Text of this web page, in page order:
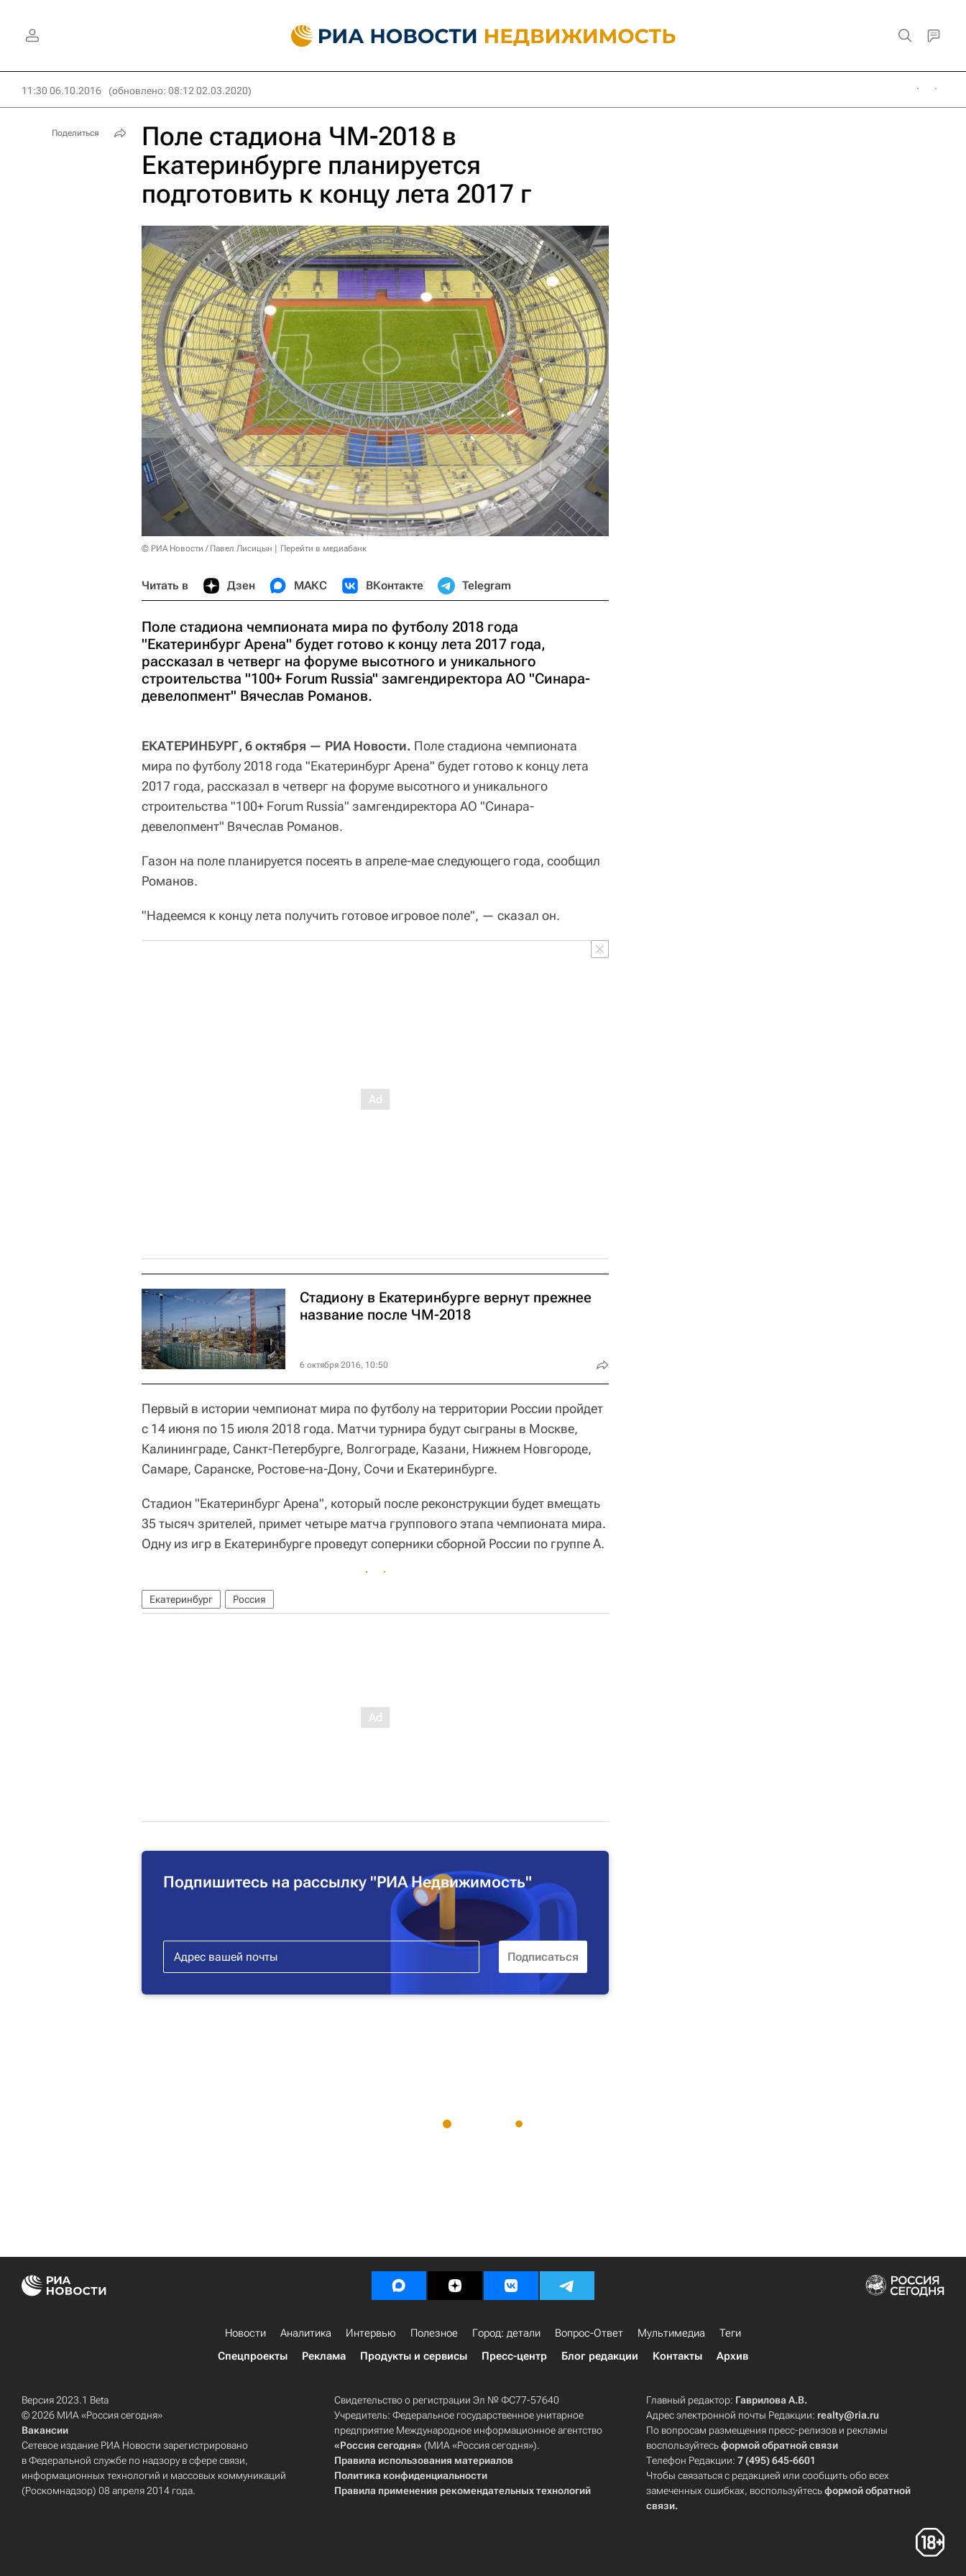
11:30 06.10.2016 (обновлено: 08:12 02.03.2020)
Поле стадиона ЧМ-2018 в
Екатеринбурге планируется
подготовить к концу лета 2017 г
© РИА Новости / Павел Лисицын Перейти в медиабанк
Читать в Дзен МАКС ВКонтакте Telegram
Поле стадиона чемпионата мира по футболу 2018 года
"Екатеринбург Арена" будет готово к концу лета 2017 года,
рассказал в четверг на форуме высотного и уникального
строительства "100+ Forum Russia" замгендиректора АО "Синара-
девелопмент" Вячеслав Романов.
ЕКАТЕРИНБУРГ, 6 октября — РИА Новости. Поле стадиона чемпионата
мира по футболу 2018 года "Екатеринбург Арена" будет готово к концу лета
2017 года, рассказал в четверг на форуме высотного и уникального
строительства "100+ Forum Russia" замгендиректора АО "Синара-
девелопмент" Вячеслав Романов.
Газон на поле планируется посеять в апреле-мае следующего года, сообщил
Романов.
"Надеемся к концу лета получить готовое игровое поле", — сказал он.
Стадиону в Екатеринбурге вернут прежнее
название после ЧМ-2018
6 октября 2016, 10:50
Первый в истории чемпионат мира по футболу на территории России пройдет
с 14 июня по 15 июля 2018 года. Матчи турнира будут сыграны в Москве,
Калининграде, Санкт-Петербурге, Волгограде, Казани, Нижнем Новгороде,
Самаре, Саранске, Ростове-на-Дону, Сочи и Екатеринбурге.
Стадион "Екатеринбург Арена", который после реконструкции будет вмещать
35 тысяч зрителей, примет четыре матча группового этапа чемпионата мира.
Одну из игр в Екатеринбурге проведут соперники сборной России по группе A.
Екатеринбург Россия
Подпишитесь на рассылку "РИА Недвижимость"
Поделиться
Новости Аналитика Интервью Полезное Город: детали Вопрос-Ответ Мультимедиа
Теги
Спецпроекты
Реклама Продукты и сервисы Пресс-центр Блог редакции Контакты Архив
Версия 2023.1 Beta
© 2026 МИА «Россия сегодня»
Вакансии
Сетевое издание РИА Новости зарегистрировано
в Федеральной службе по надзору в сфере связи,
информационных технологий и массовых коммуникаций
(Роскомнадзор) 08 апреля 2014 года.
Свидетельство о регистрации Эл № ФС77-57640
Учредитель: Федеральное государственное унитарное
предприятие Международное информационное агентство
«Россия сегодня» (МИА «Россия сегодня»).
Правила использования материалов
Политика конфиденциальности
Правила применения рекомендательных технологий
Главный редактор: Гаврилова А.В.
Адрес электронной почты Редакции: realty@ria.ru
По вопросам размещения пресс-релизов и рекламы
воспользуйтесьформой обратной связи
Телефон Редакции:7 (495) 645-6601
Чтобы связаться с редакцией или сообщить обо всех
замеченных ошибках, воспользуйтесьформой обратной
связи.